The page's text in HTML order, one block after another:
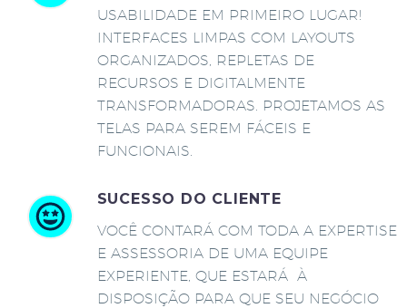
USABILIDADE EM PRIMEIRO LUGAR!
INTERFACES LIMPAS COM LAYOUTS
ORGANIZADOS, REPLETAS DE
RECURSOS E DIGITALMENTE
TRANSFORMADORAS. PROJETAMOS AS
TELAS PARA SEREM FÁCEIS E
FUNCIONAIS.
SUCESSO DO CLIENTE
VOCÊ CONTARÁ COM TODA A EXPERTISE
E ASSESSORIA DE UMA EQUIPE
EXPERIENTE, QUE ESTARÁ À
DISPOSIÇÃO PARA QUE SEU NEGÓCIO